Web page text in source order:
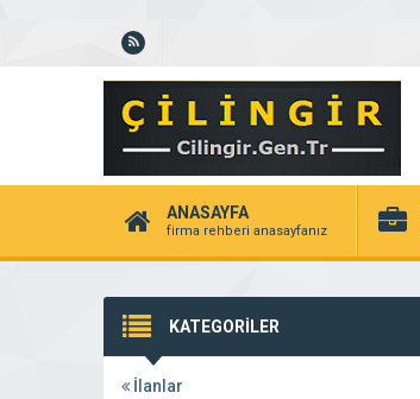
ANASAYFA
firma rehberi anasayfanız
KATEGORİLER
İlanlar